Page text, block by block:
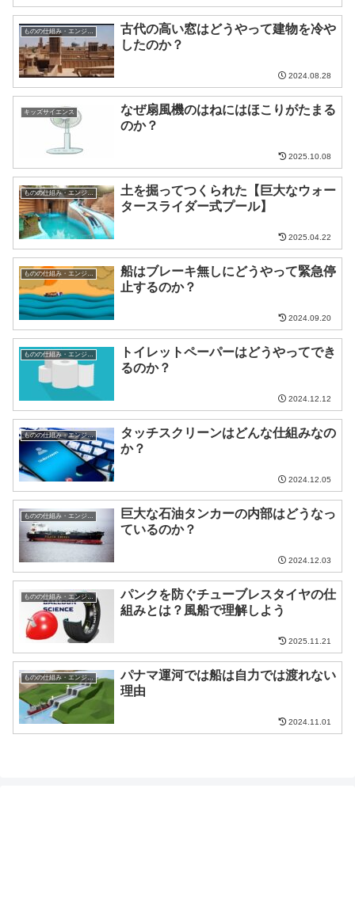
古代の高い窓はどうやって建物を冷や
したのか？
2024.08.28
キッズサイエンス
なぜ扇風機のはねにはほこりがたまる
のか？
2025.10.08
土を掘ってつくられた【巨大なウォー
タースライダー式プール】
2025.04.22
船はブレーキ無しにどうやって緊急停
止するのか？
2024.09.20
トイレットペーパーはどうやってでき
るのか？
2024.12.12
ものの仕組み・エンジニア
タッチスクリーンはどんな仕組みなの
か？
2024.12.05
巨大な石油タンカーの内部はどうなっ
ているのか？
2024.12.03
ものの仕組み・エンジニア
パンクを防ぐチューブレスタイヤの仕
組みとは？風船で理解しよう
2025.11.21
ものの仕組み・エンジニア
パナマ運河では船は自力では渡れない
理由
2024.11.01